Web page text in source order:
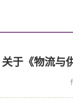
关于《物流与